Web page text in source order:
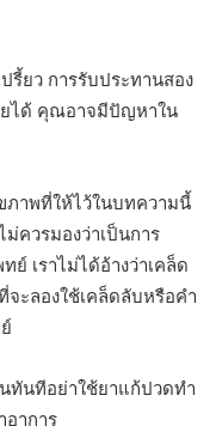
รี้ยว การรับประทานสอง
ยได้ คุณอาจมีปัญหาใน
ภาพที่ให้ไว้ในบทความนี้
ควรมองว่าเป็นการ
ย์ เราไม่ได้อ้างว่าเคล็ด
ะลองใช้เคล็ดลับหรือคำ
ทันทีอย่าใช้ยาแก้ปวดทำ
อาการ